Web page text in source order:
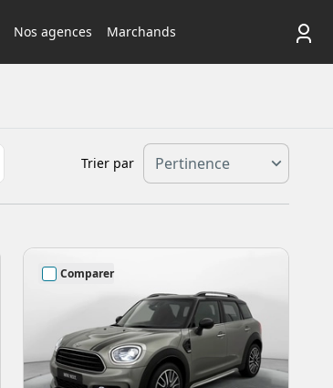
Nos agences Marchands
Trier par
Comparer